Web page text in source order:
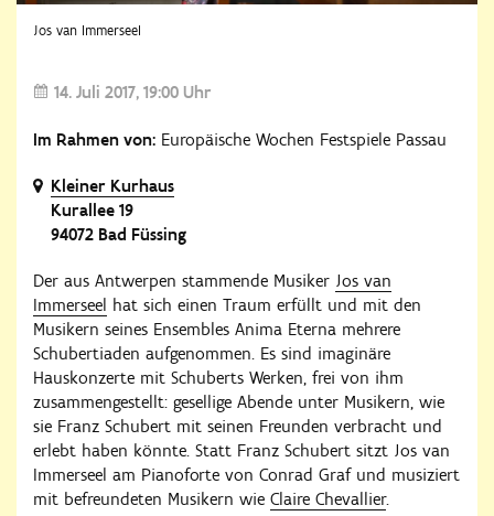
Jos van Immerseel
14. Juli 2017 19:00 Uhr
Im Rahmen von: Europäische Wochen Festspiele Passau
Kleiner Kurhaus
Kurallee 19
94072 Bad Füssing
Der aus Antwerpen stammende Musiker Jos van
Immerseel hat sich einen Traum erfüllt und mit den
Musikern seines Ensembles Anima Eterna mehrere
Schubertiaden aufgenommen. Es sind imaginäre
Hauskonzerte mit Schuberts Werken, frei von ihm
zusammengestellt: gesellige Abende unter Musikern, wie
sie Franz Schubert mit seinen Freunden verbracht und
erlebt haben könnte. Statt Franz Schubert sitzt Jos van
Immerseel am Pianoforte von Conrad Graf und musiziert
mit befreundeten Musikern wie Claire Chevallier.